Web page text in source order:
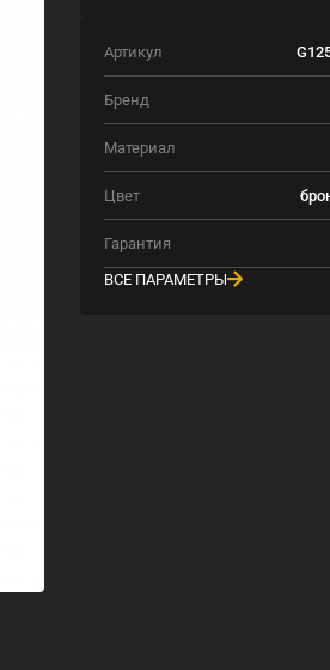
Артикул
Бренд
Материал
Цвет
Гарантия
ВСЕ ПАРАМЕТРЫ